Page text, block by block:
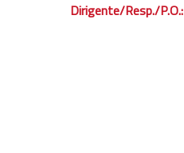
Dirigente/Resp./P.O.: